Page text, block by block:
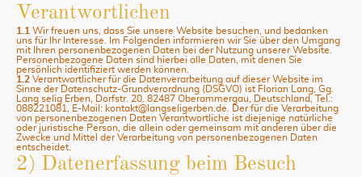
Verantwortlichen
1.1 Wir freuen uns, dass Sie unsere Website besuchen, und bedanken
uns für Ihr Interesse. Im Folgenden informieren wir Sie über den Umgang
mit Ihren personenbezogenen Daten bei der Nutzung unserer Website.
Personenbezogene Daten sind hierbei alle Daten, mit denen Sie
persönlich identifiziert werden können.
1.2 Verantwortlicher für die Datenverarbeitung auf dieser Website im
Sinne der Datenschutz-Grundverordnung (DSGVO) ist Florian Lang, Gg.
Lang selig Erben, Dorfstr. 20, 82487 Oberammergau, Deutschland, Tel.:
088221081, E-Mail: kontakt@langseligerben.de. Der für die Verarbeitung
von personenbezogenen Daten Verantwortliche ist diejenige natürliche
oder juristische Person, die allein oder gemeinsam mit anderen über die
Zwecke und Mittel der Verarbeitung von personenbezogenen Daten
entscheidet.
2) Datenerfassung beim Besuch